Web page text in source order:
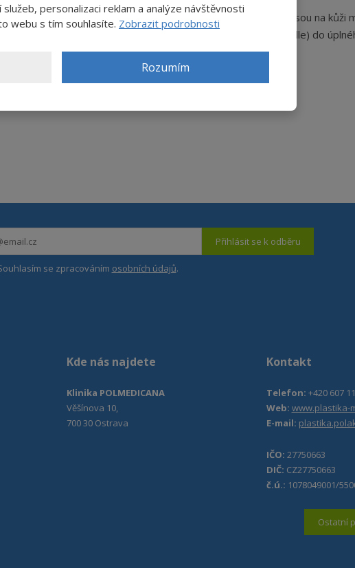
takže efekt liposukce není vidět ihned. Několik týdnů jsou na kůži
masírovat tlakem odsávaná místa (nejlépe válečkem na nudle) do
se zpracováním osobních údajů.
Přihlásit se k odběru
Kde nás najdete
Klinika POLMEDICANA
Věšínova 10,
700 30 Ostrava
Kontakt
Telefon: +420 607
Web: www.plastika-
E-mail:
IČO: 27750663
DIČ: CZ27750663
č.ú.: 1078049001/
Ostatní
personalizaci reklam a analýze návštěvnosti
webu s tím souhlasíte. Zobrazit podrobnosti
Rozumím